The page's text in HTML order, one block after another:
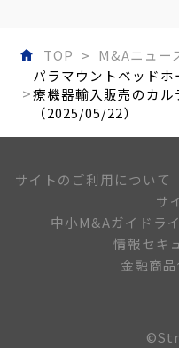
TOP
M&Aニュー
パラマウントベッド
療機器輸入販売のカ
（2025/05/22）
サイトのご利用について
サ
中小M&Aガイドラ
情報セキ
金融商